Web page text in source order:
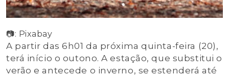
📷: Pixabay
A partir das 6h01 da próxima quinta-feira (20),
terá início o outono. A estação, que substitui o
verão e antecede o inverno, se estenderá até